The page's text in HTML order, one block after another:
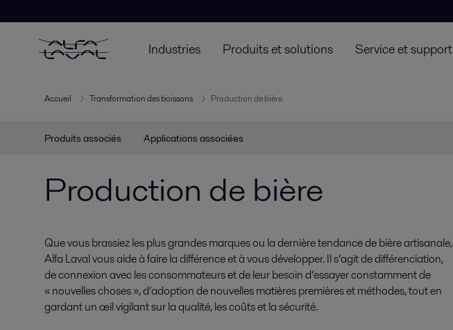
Industries Produits et solutions Service et support
Accueil Transformation des boissons Production de bière
Produits associés Applications associées
Production de bière
Que vous brassiez les plus grandes marques ou la dernière tendance de bière artisanale,
Alfa Laval vous aide à faire la différence et à vous développer. Il s’agit de différenciation,
de connexion avec les consommateurs et de leur besoin d’essayer constamment de
« nouvelles choses », d’adoption de nouvelles matières premières et méthodes, tout en
gardant un œil vigilant sur la qualité, les coûts et la sécurité.